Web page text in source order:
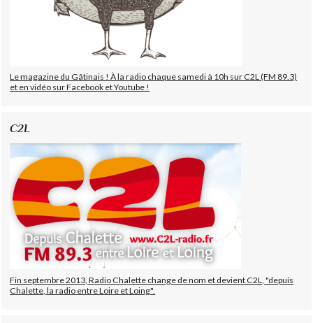
Le magazine du Gâtinais ! À la radio chaque samedi à 10h sur C2L (FM 89.3)
et en vidéo sur Facebook et Youtube !
C2L
Fin septembre 2013, Radio Chalette change de nom et devient C2L, "depuis
Chalette, la radio entre Loire et Loing".